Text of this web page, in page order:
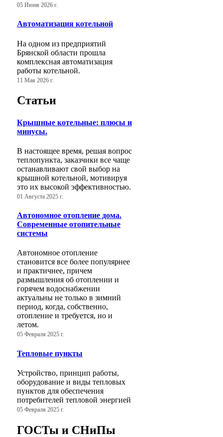
05 Июня 2026 г.
Автоматизация котельной
На одном из предприятий
Брянской области прошла
комплексная автоматизация
работы котельной.
11 Мая 2026 г.
Статьи
Крышные котельные: плюсы и
минусы.
В настоящее время, решая вопрос
теплопункта, заказчики все чаще
останавливают свой выбор на
крышной котельной, мотивируя
это их высокой эффективностью.
01 Августа 2025 г.
Автономное отопление дома.
Современные отопительные
системы
Автономное отопление
становится все более популярнее
и практичнее, причем
размышления об отоплении и
горячем водоснабжении
актуальны не только в зимний
период, когда, собственно,
отопление и требуется, но и
летом.
05 Февраля 2025 г.
Тепловые пункты
Устройство, принцип работы,
оборудование и виды тепловых
пунктов для обеспечения
потребителей тепловой энергией
05 Февраля 2025 г.
ГОСТы и СНиПы